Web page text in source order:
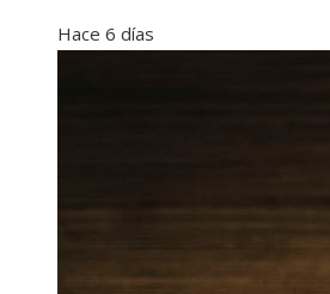
Hace 6 días